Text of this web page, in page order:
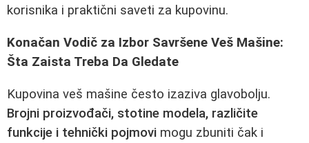
korisnika i praktični saveti za kupovinu.
Konačan Vodič za Izbor Savršene Veš Mašine:
Šta Zaista Treba Da Gledate
Kupovina veš mašine često izaziva glavobolju.
Brojni proizvođači, stotine modela, različite
funkcije i tehnički pojmovi mogu zbuniti čak i